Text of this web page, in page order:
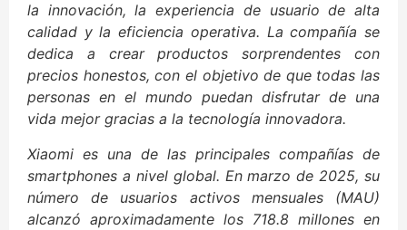
la innovación, la experiencia de usuario de alta
calidad y la eficiencia operativa. La compañía se
dedica a crear productos sorprendentes con
precios honestos, con el objetivo de que todas las
personas en el mundo puedan disfrutar de una
vida mejor gracias a la tecnología innovadora.
Xiaomi es una de las principales compañías de
smartphones a nivel global. En marzo de 2025, su
número de usuarios activos mensuales (MAU)
alcanzó aproximadamente los 718.8 millones en